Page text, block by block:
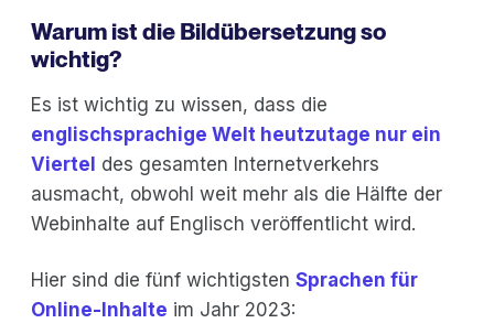
Warum ist die Bildübersetzung so
wichtig?
Es ist wichtig zu wissen, dass die
englischsprachige Welt heutzutage nur ein
Viertel des gesamten Internetverkehrs
ausmacht, obwohl weit mehr als die Hälfte der
Webinhalte auf Englisch veröffentlicht wird.
Hier sind die fünf wichtigsten Sprachen für
Online-Inhalte im Jahr 2023: